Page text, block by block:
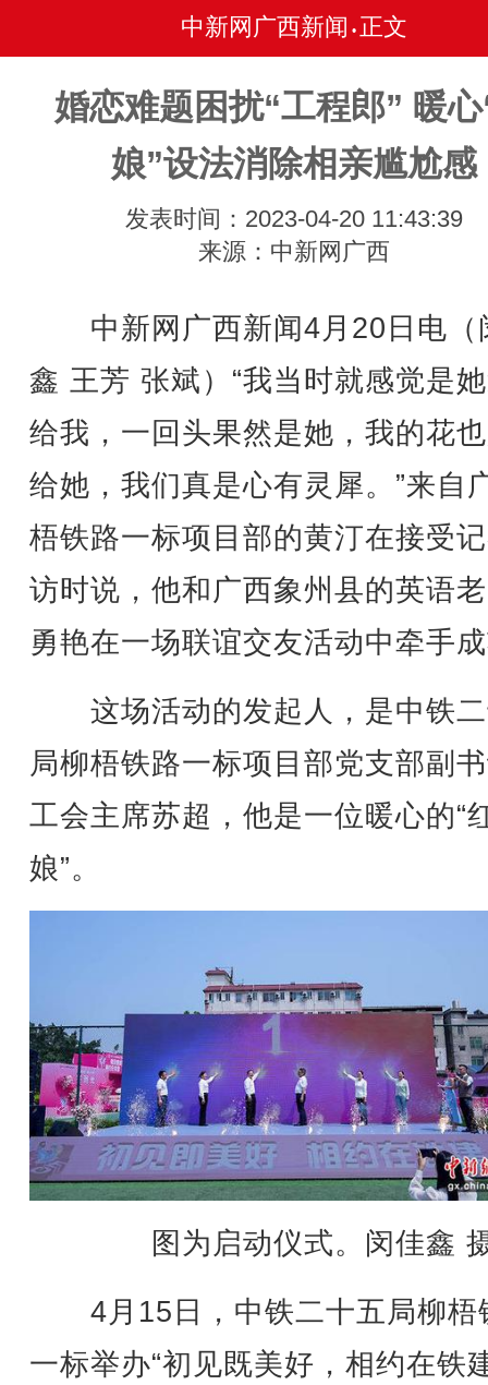
中新网广西新闻 • 正文
婚恋难题困扰“工程郎” 暖
娘”设法消除相亲尴尬感
发表时间：2023-04-20 11:43:39
来源：中新网广西
中新网广西新闻4月20日电（
鑫 王芳 张斌）“我当时就感觉是
给我，一回头果然是她，我的花
给她，我们真是心有灵犀。”来自
梧铁路一标项目部的黄汀在接受
访时说，他和广西象州县的英语
勇艳在一场联谊交友活动中牵手
这场活动的发起人，是中铁
局柳梧铁路一标项目部党支部副
工会主席苏超，他是一位暖心的“
娘”。
图为启动仪式。闵佳鑫
4月15日，中铁二十五局柳梧
一标举办“初见既美好，相约在铁